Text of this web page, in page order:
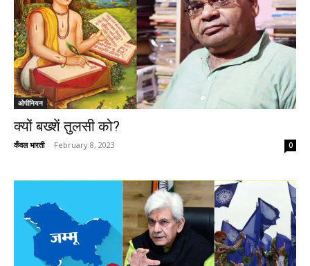
ओपीनियन
क्यों बख्शें तुलसी को?
कँवल भारती - February 8, 2023 0